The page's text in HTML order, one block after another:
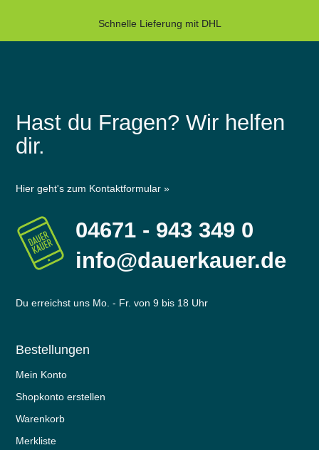
Schnelle Lieferung mit DHL
Hast du Fragen? Wir helfen
dir.
Hier geht's zum Kontaktformular »
04671 - 943 349 0
info@dauerkauer.de
Du erreichst uns Mo. - Fr. von 9 bis 18 Uhr
Bestellungen
Mein Konto
Shopkonto erstellen
Warenkorb
Merkliste